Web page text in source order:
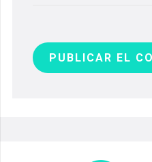
PUBLICAR EL